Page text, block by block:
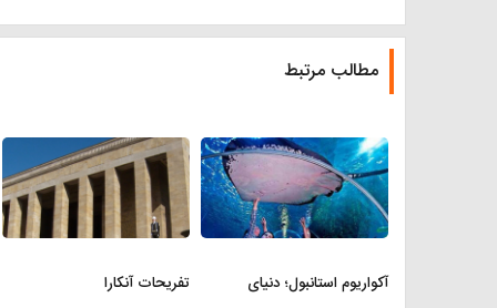
مطالب مرتبط
آکواریوم استانبول؛ دنیای
تفریحات آنکارا